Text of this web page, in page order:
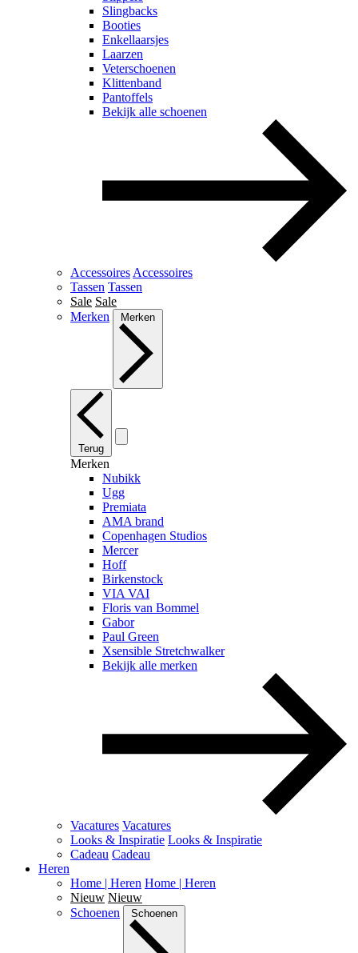
Slingbacks
Booties
Enkellaarsjes
Laarzen
Veterschoenen
Klittenband
Pantoffels
Bekijk alle schoenen
Accessoires Accessoires
Tassen Tassen
Sale Sale
Merken
Merken
Terug
Merken
Nubikk
Ugg
Premiata
AMA brand
Copenhagen Studios
Mercer
Hoff
Birkenstock
VIA VAI
Floris van Bommel
Gabor
Paul Green
Xsensible Stretchwalker
Bekijk alle merken
Vacatures Vacatures
Looks & Inspiratie Looks & Inspiratie
Cadeau Cadeau
Heren
Home | Heren Home | Heren
Nieuw Nieuw
Schoenen
Schoenen